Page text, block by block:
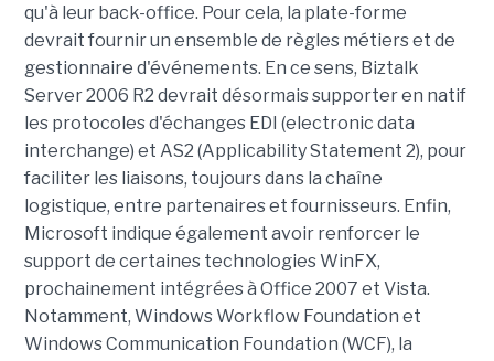
qu'à leur back-office. Pour cela, la plate-forme
devrait fournir un ensemble de règles métiers et de
gestionnaire d'événements. En ce sens, Biztalk
Server 2006 R2 devrait désormais supporter en natif
les protocoles d'échanges EDI (electronic data
interchange) et AS2 (Applicability Statement 2), pour
faciliter les liaisons, toujours dans la chaîne
logistique, entre partenaires et fournisseurs. Enfin,
Microsoft indique également avoir renforcer le
support de certaines technologies WinFX,
prochainement intégrées à Office 2007 et Vista.
Notamment, Windows Workflow Foundation et
Windows Communication Foundation (WCF), la